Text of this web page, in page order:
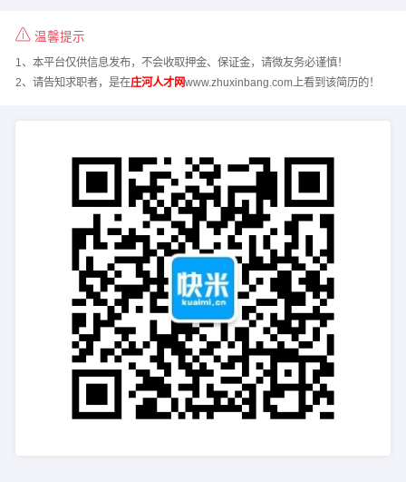
温馨提示
1、本平台仅供信息发布，不会收取押金、保证金，请微友务必谨慎！
2、请告知求职者，是在庄河人才网www.zhuxinbang.com上看到该简历的！